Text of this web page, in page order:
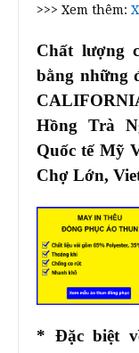
>>> Xem thêm:
Chất lượng
bằng những
Hồng Trà
Quốc tế Mỹ
Chợ Lớn,
* Đặc biệt